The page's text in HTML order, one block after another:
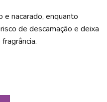
e nacarado, enquanto
de descamação e deixa